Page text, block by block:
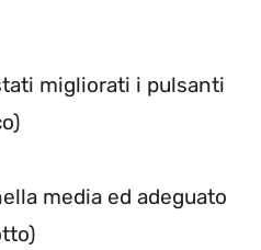
migliorati i pulsanti
media ed adeguato